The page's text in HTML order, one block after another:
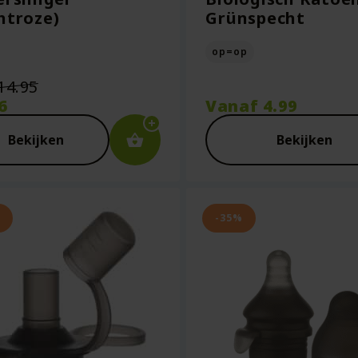
Oorspronkelijke
was:
€14.95.
Bekijken
Grünspecht
op=op
Vanaf 4.99
Bekijken
-35%